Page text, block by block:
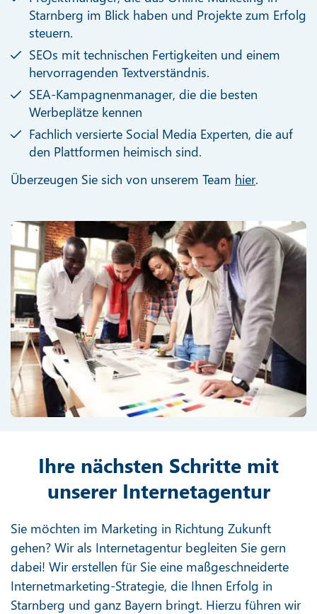
Starnberg im Blick haben und Projekte zum Erfolg
steuern.
SEOs mit technischen Fertigkeiten und einem
hervorragenden Textverständnis.
SEA-Kampagnenmanager, die die besten
Werbeplätze kennen
Fachlich versierte Social Media Experten, die auf
den Plattformen heimisch sind.
Überzeugen Sie sich von unserem Team hier.
Ihre nächsten Schritte mit
unserer Internetagentur
Sie möchten im Marketing in Richtung Zukunft
gehen? Wir als Internetagentur begleiten Sie gern
dabei! Wir erstellen für Sie eine maßgeschneiderte
Internetmarketing-Strategie, die Ihnen Erfolg in
Starnberg und ganz Bayern bringt. Hierzu führen wir